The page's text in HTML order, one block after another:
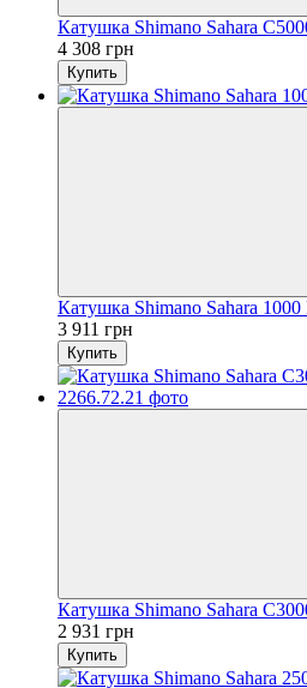
Катушка Shimano Sahara
4 308 грн
Купить
Катушка Shimano Sahara 1000
3 911 грн
Купить
Катушка Shimano Sahara
2 931 грн
Купить